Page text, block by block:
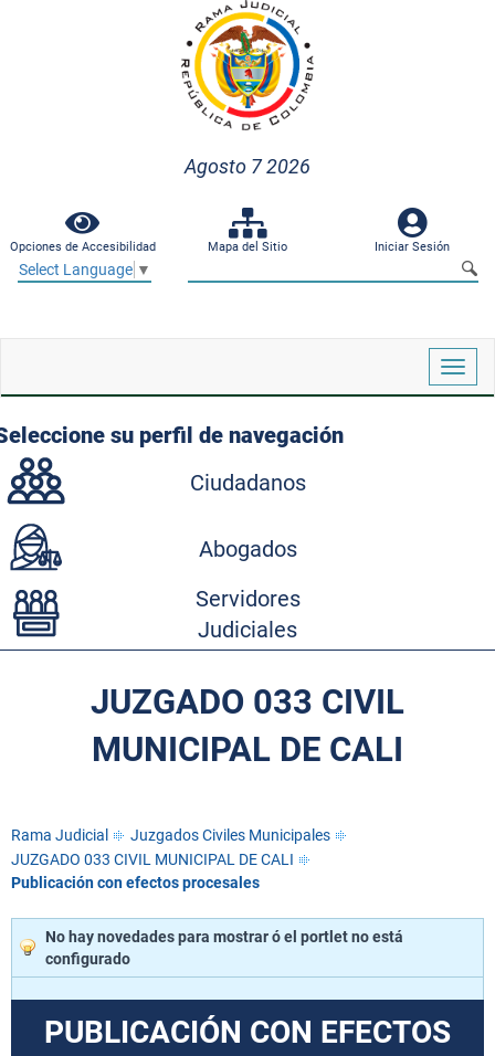
Agosto 7 2026
Opciones de Accesibilidad Mapa del Sitio Iniciar Sesión
Select Language ▼
su perfil de navegación
Ciudadanos
Abogados
Servidores
Judiciales
JUZGADO 033 CIVIL
MUNICIPAL DE CALI
Rama Judicial
Juzgados Civiles Municipales
JUZGADO 033 CIVIL MUNICIPAL DE CALI
Publicación con efectos procesales
No hay novedades para mostrar ó el portlet no está
configurado
PUBLICACIÓN CON EFECTOS